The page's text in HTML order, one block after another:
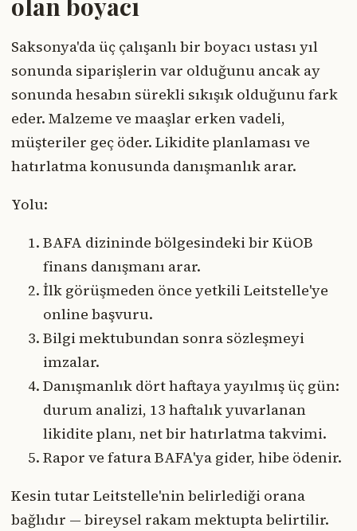
olan boyacı
Saksonya'da üç çalışanlı bir boyacı ustası yıl
sonunda siparişlerin var olduğunu ancak ay
sonunda hesabın sürekli sıkışık olduğunu fark
eder. Malzeme ve maaşlar erken vadeli,
müşteriler geç öder. Likidite planlaması ve
hatırlatma konusunda danışmanlık arar.
Yolu:
BAFA dizininde bölgesindeki bir KüOB
finans danışmanı arar.
İlk görüşmeden önce yetkili Leitstelle'ye
online başvuru.
Bilgi mektubundan sonra sözleşmeyi
imzalar.
Danışmanlık dört haftaya yayılmış üç gün:
durum analizi, 13 haftalık yuvarlanan
likidite planı, net bir hatırlatma takvimi.
Rapor ve fatura BAFA'ya gider, hibe ödenir.
Kesin tutar Leitstelle'nin belirlediği orana
bağlıdır — bireysel rakam mektupta belirtilir.